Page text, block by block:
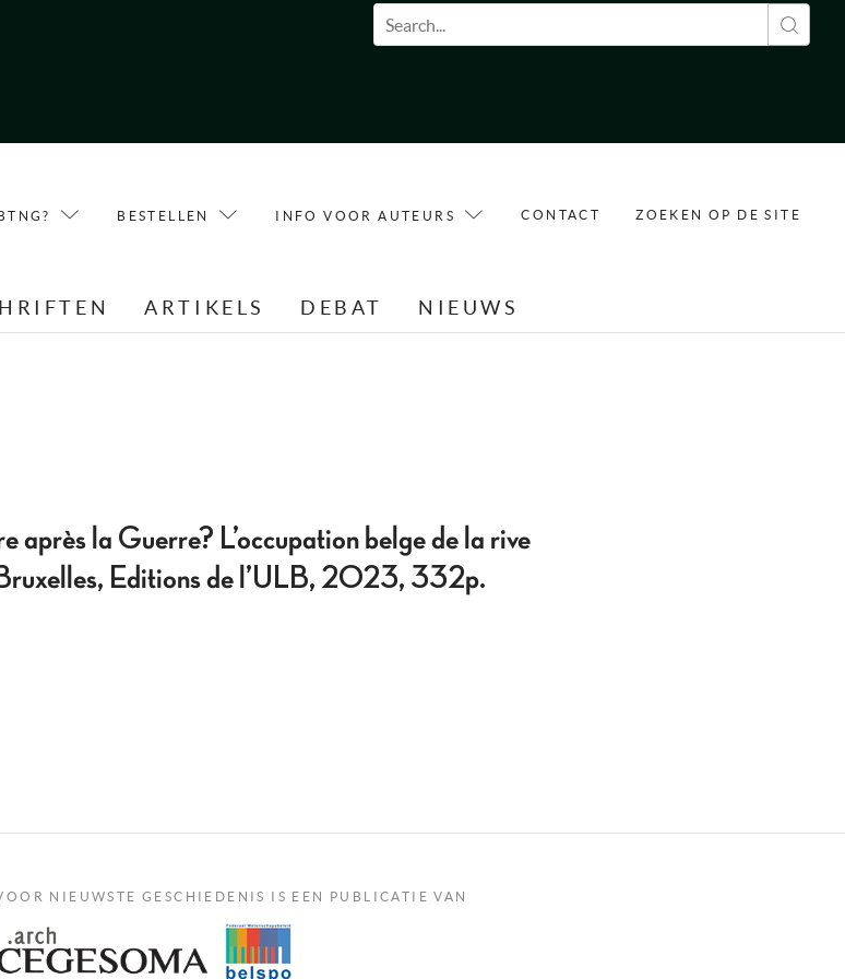
Zoekveld
BESTELLEN INFO VOOR AUTEURS CONTACT ZOEKEN OP DE SITE
ARTIKELS DEBAT NIEUWS
la Guerre? L’occupation belge de la rive
Editions de l’ULB, 2023, 332p.
NIEUWSTE GESCHIEDENIS IS EEN PUBLICATIE VAN